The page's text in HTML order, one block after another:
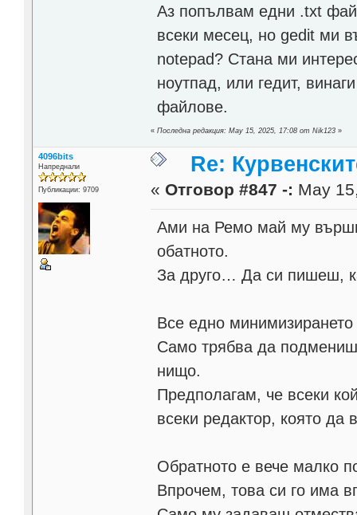
Аз попълвам едни .txt
всеки месец, но gedit ми
notepad? Стана ми
ноутпад, или гедит,
файлове.
«Последна редакция: May 15, 2025, 17:08 от Nik123 »
4096bits
Напреднали
Публикации: 9709
Re:
« Отговор #847 -: May
Ами на Ремо май му
обатното.
За друго… Да си пишеш,
Все едно
Само трябва да подмениш
нищо.
Предполагам, че всеки
всеки редактор, която да
Обратното е вече малко
Впрочем, това си го има